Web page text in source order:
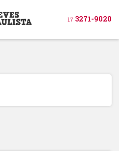
17 3271-9020